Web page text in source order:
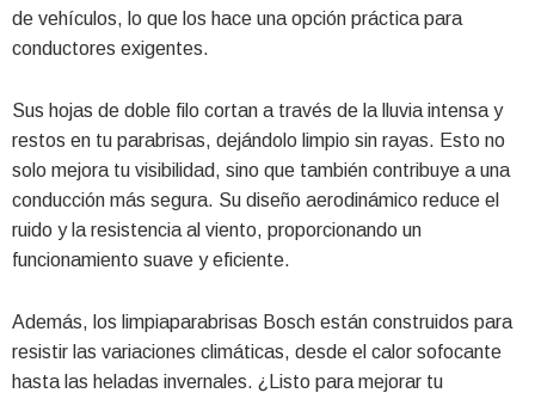
de vehículos, lo que los hace una opción práctica para
conductores exigentes.
Sus hojas de doble filo cortan a través de la lluvia intensa y
restos en tu parabrisas, dejándolo limpio sin rayas. Esto no
solo mejora tu visibilidad, sino que también contribuye a una
conducción más segura. Su diseño aerodinámico reduce el
ruido y la resistencia al viento, proporcionando un
funcionamiento suave y eficiente.
Además, los limpiaparabrisas Bosch están construidos para
resistir las variaciones climáticas, desde el calor sofocante
hasta las heladas invernales. ¿Listo para mejorar tu